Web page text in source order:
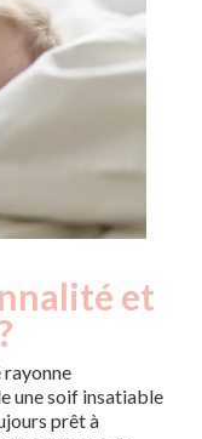
et
rayonne
une soif insatiable
prêt à